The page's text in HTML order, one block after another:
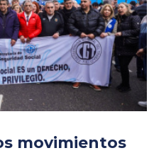
movimientos